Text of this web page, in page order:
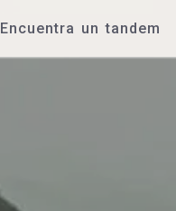
Encuentra un tandem